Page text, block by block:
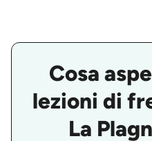
Cosa
lezioni di
La